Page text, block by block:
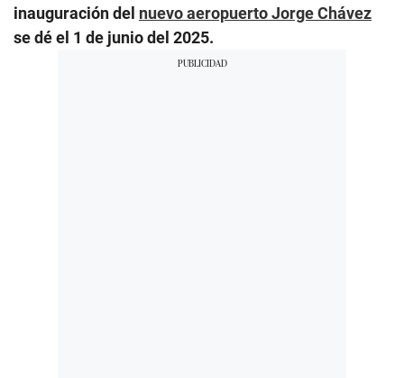
inauguración del nuevo aeropuerto Jorge Chávez
se dé el 1 de junio del 2025.